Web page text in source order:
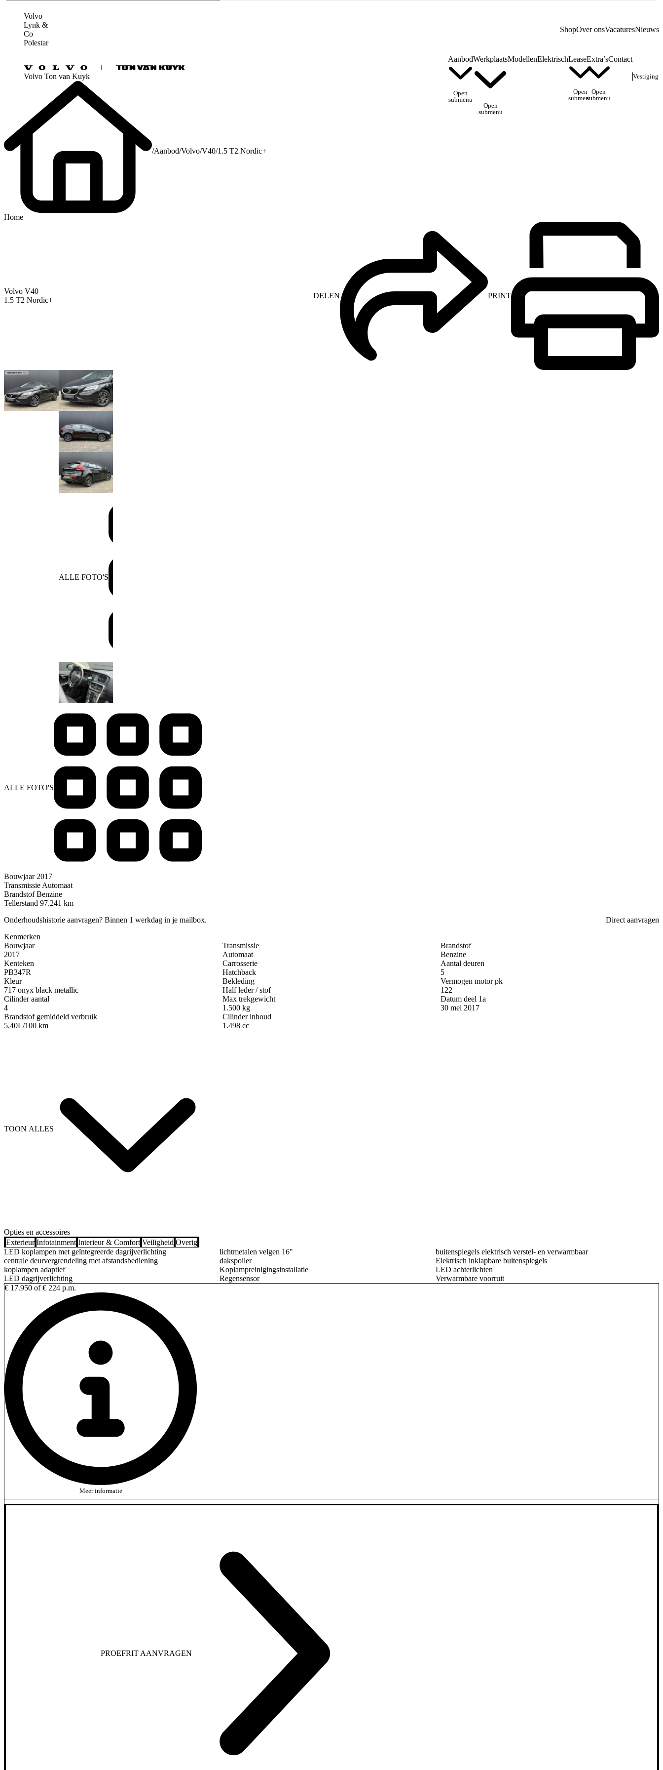
Volvo
Lynk &
Co
Polestar
ShopOver onsVacaturesNieuws
Volvo Ton van Kuyk
Aanbod
Open
submenu
Werkplaats
Open
submenu
ModellenElektrischLease
Open
submenu
Extra’s
Open
submenu
Contact
Vestiging
Home
/Aanbod/Volvo/V40/1.5 T2 Nordic+
Volvo V40
1.5 T2 Nordic+
DELEN PRINT
ALLE FOTO'S
ALLE FOTO'S
Bouwjaar 2017
Transmissie Automaat
Brandstof Benzine
Tellerstand 97.241 km
Onderhoudshistorie aanvragen? Binnen 1 werkdag in je mailbox.
Direct aanvragen
Kenmerken
Bouwjaar
2017
Transmissie
Automaat
Brandstof
Benzine
Kenteken
PB347R
Carrosserie
Hatchback
Aantal deuren
5
Kleur
717 onyx black metallic
Bekleding
Half leder / stof
Vermogen motor pk
122
Cilinder aantal
4
Max trekgewicht
1.500 kg
Datum deel 1a
30 mei 2017
Brandstof gemiddeld verbruik
5,40L/100 km
Cilinder inhoud
1.498 cc
TOON ALLES
Opties en accessoires
Exterieur Infotainment Interieur & Comfort Veiligheid Overig
LED koplampen met geïntegreerde dagrijverlichting
lichtmetalen velgen 16"
buitenspiegels elektrisch verstel- en verwarmbaar
centrale deurvergrendeling met afstandsbediening
dakspoiler
Elektrisch inklapbare buitenspiegels
koplampen adaptief
Koplampreinigingsinstallatie
LED achterlichten
LED dagrijverlichting
Regensensor
Verwarmbare voorruit
€ 17.950 of € 224 p.m.
Meer informatie
PROEFRIT AANVRAGEN